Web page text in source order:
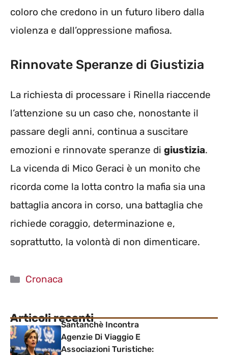
coloro che credono in un futuro libero dalla
violenza e dall’oppressione mafiosa.
Rinnovate Speranze di Giustizia
La richiesta di processare i Rinella riaccende
l’attenzione su un caso che, nonostante il
passare degli anni, continua a suscitare
emozioni e rinnovate speranze di giustizia.
La vicenda di Mico Geraci è un monito che
ricorda come la lotta contro la mafia sia una
battaglia ancora in corso, una battaglia che
richiede coraggio, determinazione e,
soprattutto, la volontà di non dimenticare.
Categorie
Cronaca
Articoli recentiSantanchè Incontra
Agenzie Di Viaggio E
Associazioni Turistiche: